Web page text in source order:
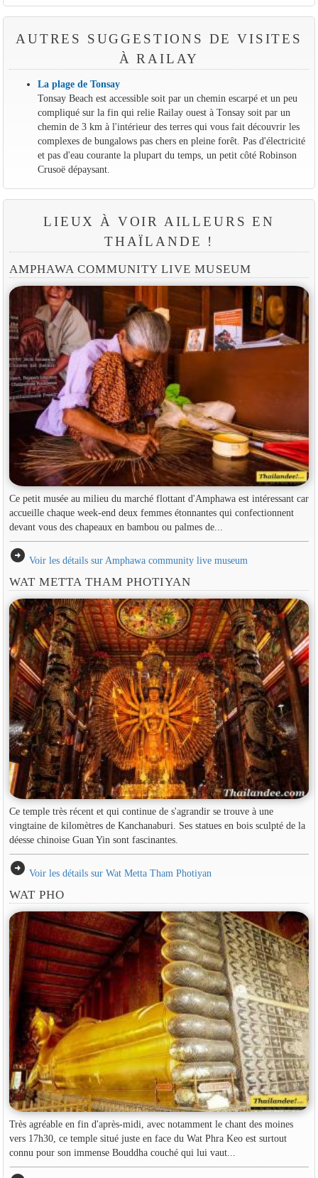
AUTRES SUGGESTIONS DE VISITES
À RAILAY
La plage de Tonsay
Tonsay Beach est accessible soit par un chemin escarpé et un peu
compliqué sur la fin qui relie Railay ouest à Tonsay soit par un
chemin de 3 km à l'intérieur des terres qui vous fait découvrir les
complexes de bungalows pas chers en pleine forêt. Pas d'électricité
et pas d'eau courante la plupart du temps, un petit côté Robinson
Crusoë dépaysant.
LIEUX À VOIR AILLEURS EN
THAÏLANDE !
AMPHAWA COMMUNITY LIVE MUSEUM
Ce petit musée au milieu du marché flottant d'Amphawa est intéressant car
accueille chaque week-end deux femmes étonnantes qui confectionnent
devant vous des chapeaux en bambou ou palmes de...
arrow_circle_right Voir les détails sur Amphawa community live museum
WAT METTA THAM PHOTIYAN
Ce temple très récent et qui continue de s'agrandir se trouve à une
vingtaine de kilomètres de Kanchanaburi. Ses statues en bois sculpté de la
déesse chinoise Guan Yin sont fascinantes.
arrow_circle_right Voir les détails sur Wat Metta Tham Photiyan
WAT PHO
Très agréable en fin d'après-midi, avec notamment le chant des moines
vers 17h30, ce temple situé juste en face du Wat Phra Keo est surtout
connu pour son immense Bouddha couché qui lui vaut...